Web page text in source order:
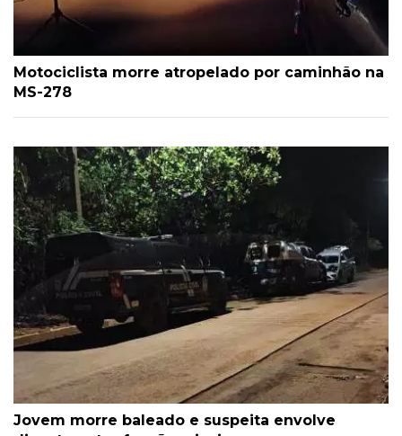
Motociclista morre atropelado por caminhão na
MS-278
Jovem morre baleado e suspeita envolve